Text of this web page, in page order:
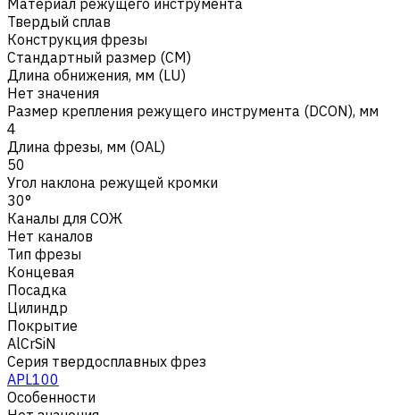
Твердый сплав
Конструкция фрезы
Стандартный размер (CM)
Длина обнижения, мм (LU)
Нет значения
Размер крепления режущего инструмента (DCON), мм
4
Длина фрезы, мм (OAL)
50
Угол наклона режущей кромки
30°
Каналы для СОЖ
Нет каналов
Тип фрезы
Концевая
Посадка
Цилиндр
Покрытие
AlCrSiN
Серия твердосплавных фрез
APL100
Особенности